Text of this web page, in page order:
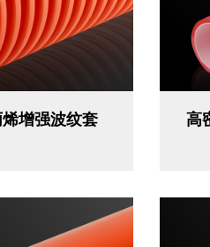
增强波纹套
高